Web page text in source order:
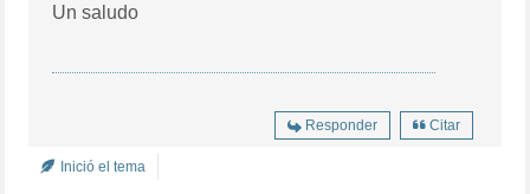
Un saludo
Responder Citar
Inició el tema